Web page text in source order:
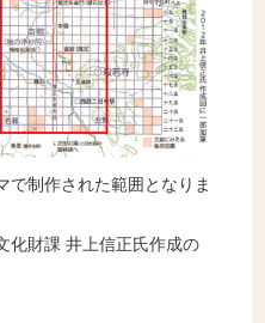
制作された範囲となりま
化財課 井上信正氏作成の